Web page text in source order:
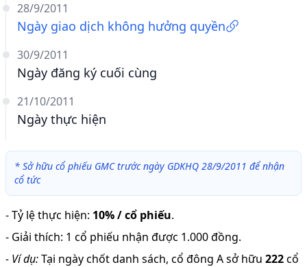
28/9/2011
Ngày giao dịch không hưởng quyền
30/9/2011
Ngày đăng ký cuối cùng
21/10/2011
Ngày thực hiện
* Sở hữu cổ phiếu GMC trước ngày GDKHQ 28/9/2011 để nhận
cổ tức
-Tỷ lệ thực hiện: 10% / cổ phiếu.
- Giải thích: 1 cổ phiếu nhận được 1.000 đồng.
- Ví dụ:Tại ngày chốt danh sách, cổ đông A sở hữu 222cổ